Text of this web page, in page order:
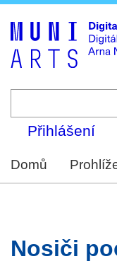
Přihlášení
Domů
Nosiči